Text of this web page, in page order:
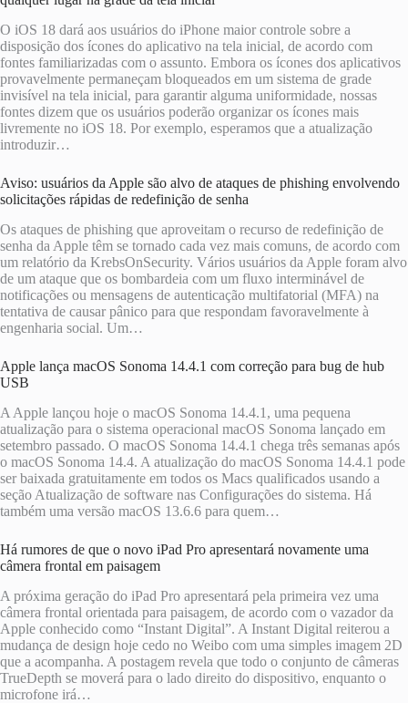
O iOS 18 dará aos usuários do iPhone maior controle sobre a
disposição dos ícones do aplicativo na tela inicial, de acordo com
fontes familiarizadas com o assunto. Embora os ícones dos aplicativos
provavelmente permaneçam bloqueados em um sistema de grade
invisível na tela inicial, para garantir alguma uniformidade, nossas
fontes dizem que os usuários poderão organizar os ícones mais
livremente no iOS 18. Por exemplo, esperamos que a atualização
introduzir…
Aviso: usuários da Apple são alvo de ataques de phishing envolvendo
solicitações rápidas de redefinição de senha
Os ataques de phishing que aproveitam o recurso de redefinição de
senha da Apple têm se tornado cada vez mais comuns, de acordo com
um relatório da KrebsOnSecurity. Vários usuários da Apple foram alvo
de um ataque que os bombardeia com um fluxo interminável de
notificações ou mensagens de autenticação multifatorial (MFA) na
tentativa de causar pânico para que respondam favoravelmente à
engenharia social. Um…
Apple lança macOS Sonoma 14.4.1 com correção para bug de hub
USB
A Apple lançou hoje o macOS Sonoma 14.4.1, uma pequena
atualização para o sistema operacional macOS Sonoma lançado em
setembro passado. O macOS Sonoma 14.4.1 chega três semanas após
o macOS Sonoma 14.4. A atualização do ‌‌‌‌macOS Sonoma‌‌ 14.4‌.1 pode
ser baixada gratuitamente em todos os Macs qualificados usando a
seção Atualização de software nas Configurações do sistema. Há
também uma versão macOS 13.6.6 para quem…
Há rumores de que o novo iPad Pro apresentará novamente uma
câmera frontal em paisagem
A próxima geração do iPad Pro apresentará pela primeira vez uma
câmera frontal orientada para paisagem, de acordo com o vazador da
Apple conhecido como “Instant Digital”. A Instant Digital reiterou a
mudança de design hoje cedo no Weibo com uma simples imagem 2D
que a acompanha. A postagem revela que todo o conjunto de câmeras
TrueDepth se moverá para o lado direito do dispositivo, enquanto o
microfone irá…